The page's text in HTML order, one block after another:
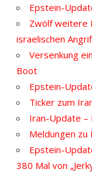
Epstein-
Zwölf weitere
israelischen
Versenkung
Boot
Epstein-
Ticker zum
Iran-Update –
Meldungen zu
Epstein-
380 Mal von